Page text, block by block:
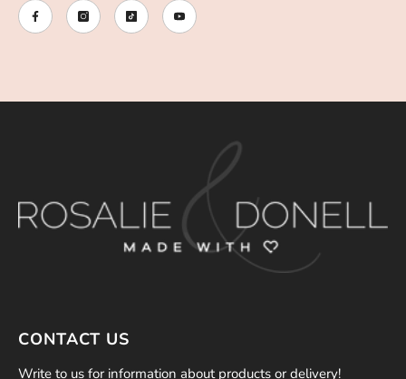
CONTACT US
Write to us for information about products or delivery!